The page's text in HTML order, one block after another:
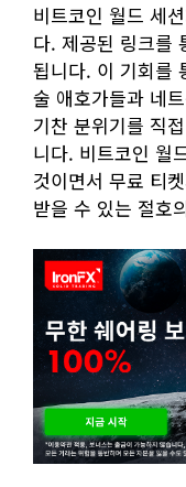
비트코인 월드 세
다. 제공된 링크를
됩니다. 이 기회를
술 애호가들과 네
기찬 분위기를 직
니다. 비트코인 월
것이면서 무료 티
받을 수 있는 절호